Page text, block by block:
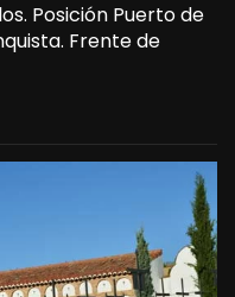
Posición Puerto de
Frente de